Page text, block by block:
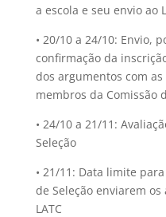
a escola e seu envio ao
• 20/10 a 24/10: Envio,
confirmação da
dos argumentos com
membros da Comissão
• 24/10 a 21/11:
Seleção
• 21/11: Data limite
de Seleção enviarem
LATC